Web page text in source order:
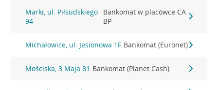
Marki, ul. Piłsudskiego
94
Bankomat w placówce CA
BP
Michałowice, ul. Jesionowa 1F Bankomat (Euronet)
Mościska, 3 Maja 81 Bankomat (Planet Cash)